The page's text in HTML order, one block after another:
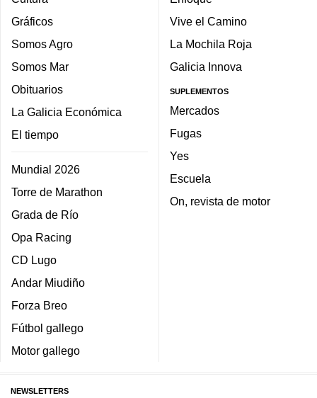
Gráficos
Somos Agro
Somos Mar
Obituarios
La Galicia Económica
El tiempo
Mundial 2026
Torre de Marathon
Grada de Río
Opa Racing
CD Lugo
Andar Miudiño
Forza Breo
Fútbol gallego
Motor gallego
Vive el Camino
La Mochila Roja
Galicia Innova
SUPLEMENTOS
Mercados
Fugas
Yes
Escuela
On, revista de motor
NEWSLETTERS